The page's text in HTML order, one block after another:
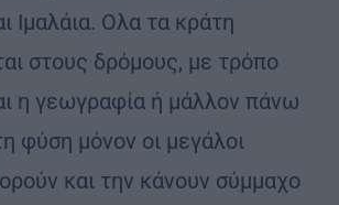
Ιμαλάια. Ολα τα κράτη
στους δρόμους, με τρόπο
η γεωγραφία ή μάλλον πάνω
φύση μόνον οι μεγάλοι
και την κάνουν σύμμαχο